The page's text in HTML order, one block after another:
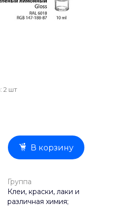
2 шт
В корзину
Группа
Клеи, краски, лаки и
различная химия;